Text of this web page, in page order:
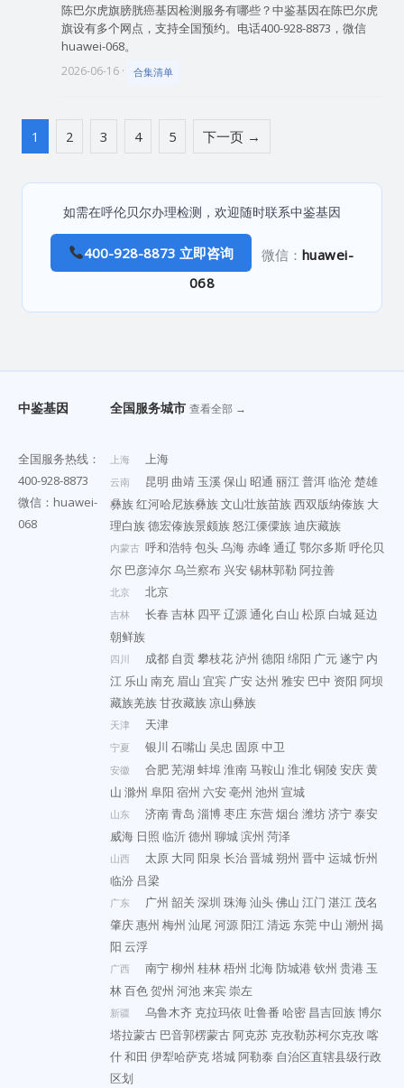
陈巴尔虎旗膀胱癌基因检测服务有哪些？中鉴基因在陈巴尔虎
旗设有多个网点，支持全国预约。电话400-928-8873，微信
huawei-068。
2026-06-16 · 合集清单
1 2 3 4 5 下一页 →
如需在呼伦贝尔办理检测，欢迎随时联系中鉴基因
400-928-8873 立即咨询 微信： huawei-
068
中鉴基因
全国服务热线：
400-928-8873
微信：huawei-
068
全国服务城市 查看全部 →
上海 上海
云南 昆明 曲靖 玉溪保山 昭通 丽江普洱临沧楚雄
彝族红河哈尼族彝族文山壮族苗族西双版纳傣族 大
理白族德宏傣族景颇族怒江傈僳族迪庆藏族
内蒙古 呼和浩特包头乌海赤峰通辽 鄂尔多斯呼伦贝
尔 巴彦淖尔乌兰察布 兴安锡林郭勒 阿拉善
北京 北京
吉林 长春 吉林 四平辽源通化 白山 松原 白城延边
朝鲜族
四川 成都 自贡攀枝花泸州 德阳 绵阳 广元遂宁 内
江 乐山 南充 眉山 宜宾 广安达州 雅安 巴中 资阳 阿坝
藏族羌族甘孜藏族凉山彝族
天津 天津
宁夏 银川 石嘴山 吴忠 固原中卫
安徽 合肥芜湖 蚌埠淮南马鞍山 淮北铜陵 安庆黄
山 滁州 阜阳 宿州 六安亳州 池州 宣城
山东 济南青岛 淄博枣庄 东营烟台 潍坊济宁泰安
威海 日照 临沂德州 聊城滨州 菏泽
山西 太原 大同 阳泉 长治晋城朔州 晋中 运城忻州
临汾 吕梁
广东 广州 韶关 深圳 珠海汕头佛山 江门 湛江 茂名
肇庆惠州 梅州 汕尾 河源阳江清远 东莞中山 潮州 揭
阳 云浮
广西 南宁柳州 桂林梧州 北海防城港钦州 贵港 玉
林百色贺州 河池来宾崇左
新疆 乌鲁木齐 克拉玛依 吐鲁番 哈密 昌吉回族博尔
塔拉蒙古 巴音郭楞蒙古阿克苏 克孜勒苏柯尔克孜喀
什和田 伊犁哈萨克塔城阿勒泰 自治区直辖县级行政
区划